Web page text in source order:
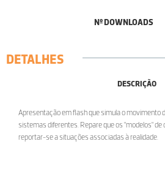
Nº DOWNLOADS
DETALHES
DESCRIÇÃO
Apresentação em flash que simula o movimento
sistemas diferentes. Repare que os "modelos"
reportar-se a situações associadas à realidade.